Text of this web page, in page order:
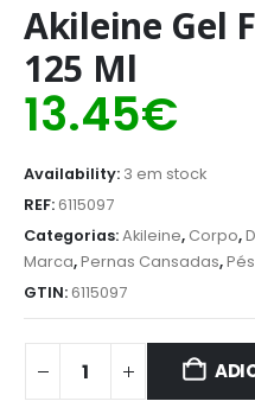
Akileine Gel
125 Ml
13.45€
Availability: 3 em stock
REF:6115097
Categorias:Akileine, Corpo,
Marca,Pernas Cansadas,Pés
GTIN:6115097